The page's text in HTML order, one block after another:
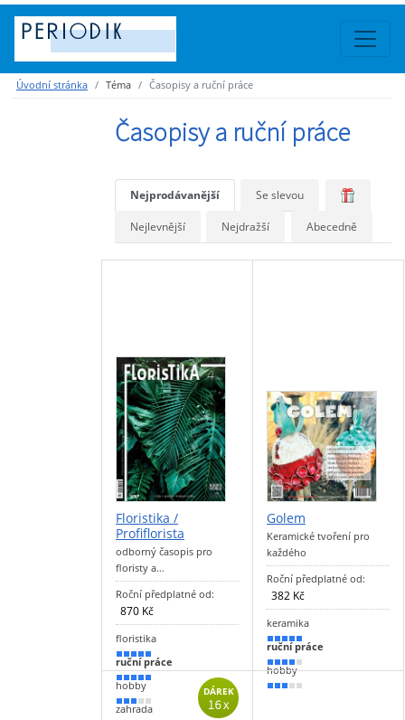
Úvodní stránka Téma Časopisy a ruční práce
Časopisy a ruční práce
Nejprodávanější Se slevou
Nejlevnější Nejdražší Abecedně
Floristika /
Profiflorista
odborný časopis pro
floristy a…
Roční předplatné od:
870 Kč
floristika
100 %
ruční práce
90 %
hobby
60 %
zahrada
Golem
Keramické tvoření pro
každého
Roční předplatné od:
382 Kč
keramika
100 %
ruční práce
80 %
hobby
60 %
DÁREK
16 x